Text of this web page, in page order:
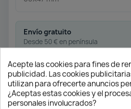
Envío gratuito
Desde 50 € en península
Pago flexible
Contra reembolso
Acepte las cookies para fines de
publicidad. Las cookies
utilizan para ofrecerte anuncios
¿Aceptas estas cookies y el
personales involucrados?